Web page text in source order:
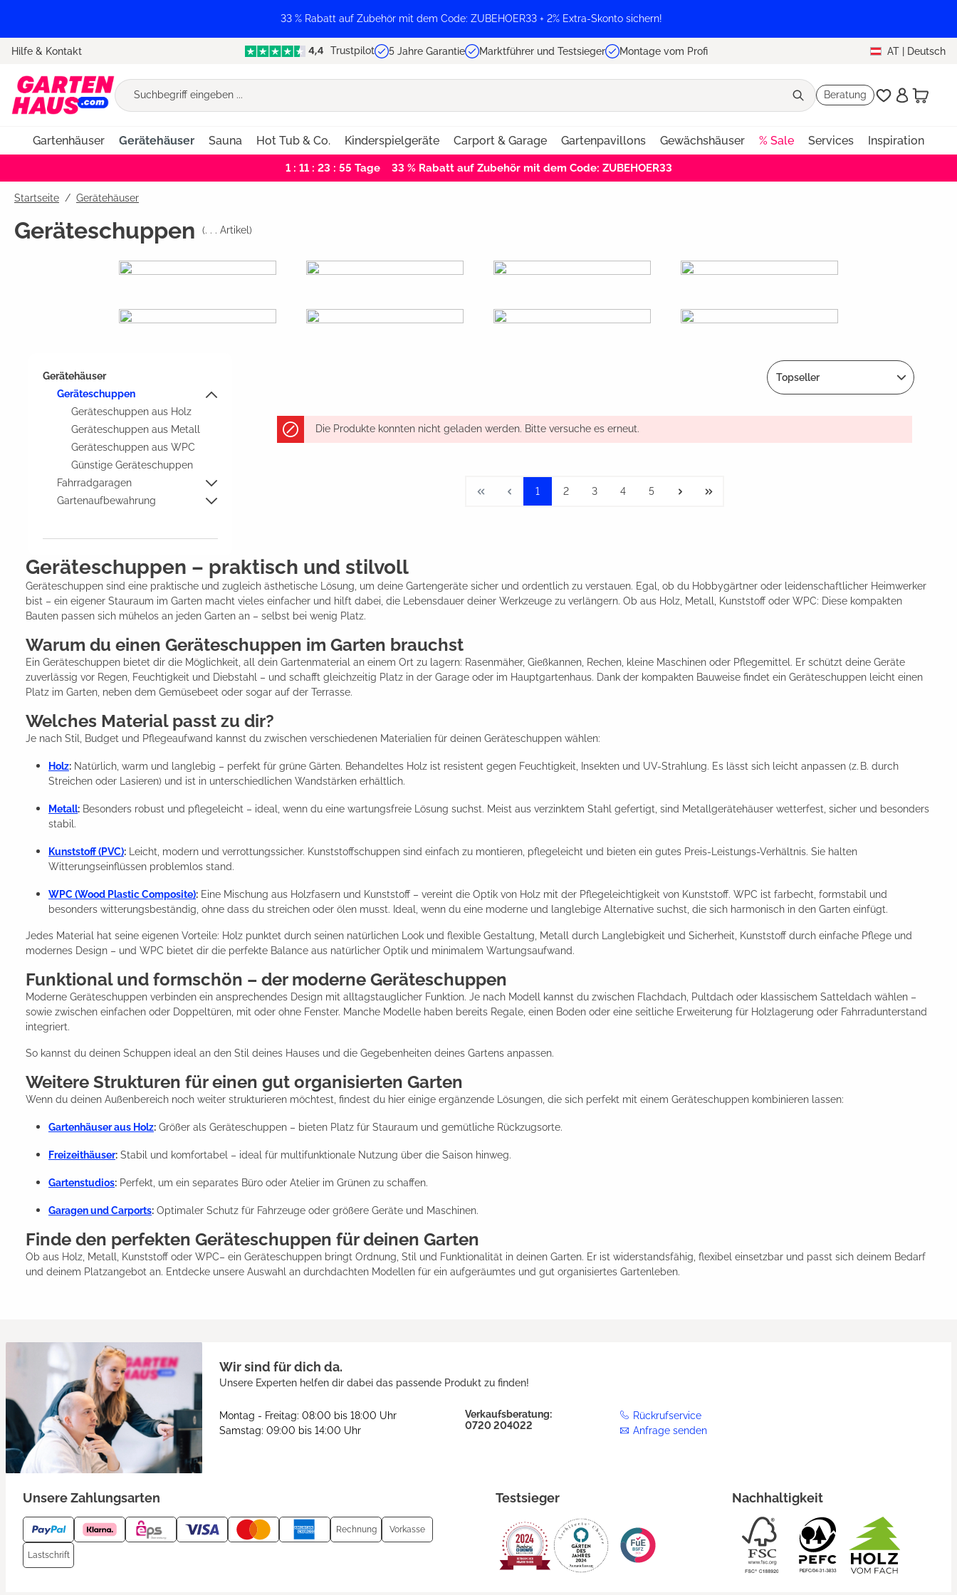
33 % Rabatt auf Zubehör mit dem Code: ZUBEHOER33 + 2% Extra-Skonto sichern!
Hilfe & Kontakt Trustpilot 5 Jahre Garantie Marktführer und Testsieger Montage vom Profi AT | Deutsch
Beratung
Gartenhäuser Gerätehäuser Sauna Hot Tub & Co. Kinderspielgeräte Carport & Garage Gartenpavillons Gewächshäuser % Sale Services Inspiration
1 : 11 : 23 : 55 Tage 33 % Rabatt auf Zubehör mit dem Code: ZUBEHOER33
Startseite Gerätehäuser
Geräteschuppen (. . . Artikel)
Gerätehäuser
Geräteschuppen
Geräteschuppen aus Holz
Geräteschuppen aus Metall
Geräteschuppen aus WPC
Günstige Geräteschuppen
Fahrradgaragen
Gartenaufbewahrung
Topseller
Die Produkte konnten nicht geladen werden. Bitte versuche es erneut.
1 2 3 4 5
Geräteschuppen – praktisch und stilvoll
Geräteschuppen sind eine praktische und zugleich ästhetische Lösung, um deine Gartengeräte sicher und ordentlich zu verstauen. Egal, ob du Hobbygärtner oder leidenschaftlicher Heimwerker
bist – ein eigener Stauraum im Garten macht vieles einfacher und hilft dabei, die Lebensdauer deiner Werkzeuge zu verlängern. Ob aus Holz, Metall, Kunststoff oder WPC: Diese kompakten
Bauten passen sich mühelos an jeden Garten an – selbst bei wenig Platz.
Warum du einen Geräteschuppen im Garten brauchst
Ein Geräteschuppen bietet dir die Möglichkeit, all dein Gartenmaterial an einem Ort zu lagern: Rasenmäher, Gießkannen, Rechen, kleine Maschinen oder Pflegemittel. Er schützt deine Geräte
zuverlässig vor Regen, Feuchtigkeit und Diebstahl – und schafft gleichzeitig Platz in der Garage oder im Hauptgartenhaus. Dank der kompakten Bauweise findet ein Geräteschuppen leicht einen
Platz im Garten, neben dem Gemüsebeet oder sogar auf der Terrasse.
Welches Material passt zu dir?
Je nach Stil, Budget und Pflegeaufwand kannst du zwischen verschiedenen Materialien für deinen Geräteschuppen wählen:
Holz: Natürlich, warm und langlebig – perfekt für grüne Gärten. Behandeltes Holz ist resistent gegen Feuchtigkeit, Insekten und UV-Strahlung. Es lässt sich leicht anpassen (z. B. durch
Streichen oder Lasieren) und ist in unterschiedlichen Wandstärken erhältlich.
Metall: Besonders robust und pflegeleicht – ideal, wenn du eine wartungsfreie Lösung suchst. Meist aus verzinktem Stahl gefertigt, sind Metallgerätehäuser wetterfest, sicher und besonders
stabil.
Kunststoff (PVC): Leicht, modern und verrottungssicher. Kunststoffschuppen sind einfach zu montieren, pflegeleicht und bieten ein gutes Preis-Leistungs-Verhältnis. Sie halten
Witterungseinflüssen problemlos stand.
WPC (Wood Plastic Composite): Eine Mischung aus Holzfasern und Kunststoff – vereint die Optik von Holz mit der Pflegeleichtigkeit von Kunststoff. WPC ist farbecht, formstabil und
besonders witterungsbeständig, ohne dass du streichen oder ölen musst. Ideal, wenn du eine moderne und langlebige Alternative suchst, die sich harmonisch in den Garten einfügt.
Jedes Material hat seine eigenen Vorteile: Holz punktet durch seinen natürlichen Look und flexible Gestaltung, Metall durch Langlebigkeit und Sicherheit, Kunststoff durch einfache Pflege und
modernes Design – und WPC bietet dir die perfekte Balance aus natürlicher Optik und minimalem Wartungsaufwand.
Funktional und formschön – der moderne Geräteschuppen
Moderne Geräteschuppen verbinden ein ansprechendes Design mit alltagstauglicher Funktion. Je nach Modell kannst du zwischen Flachdach, Pultdach oder klassischem Satteldach wählen –
sowie zwischen einfachen oder Doppeltüren, mit oder ohne Fenster. Manche Modelle haben bereits Regale, einen Boden oder eine seitliche Erweiterung für Holzlagerung oder Fahrradunterstand
integriert.
So kannst du deinen Schuppen ideal an den Stil deines Hauses und die Gegebenheiten deines Gartens anpassen.
Weitere Strukturen für einen gut organisierten Garten
Wenn du deinen Außenbereich noch weiter strukturieren möchtest, findest du hier einige ergänzende Lösungen, die sich perfekt mit einem Geräteschuppen kombinieren lassen:
Gartenhäuser aus Holz: Größer als Geräteschuppen – bieten Platz für Stauraum und gemütliche Rückzugsorte.
Freizeithäuser: Stabil und komfortabel – ideal für multifunktionale Nutzung über die Saison hinweg.
Gartenstudios: Perfekt, um ein separates Büro oder Atelier im Grünen zu schaffen.
Garagen und Carports: Optimaler Schutz für Fahrzeuge oder größere Geräte und Maschinen.
Finde den perfekten Geräteschuppen für deinen Garten
Ob aus Holz, Metall, Kunststoff oder WPC– ein Geräteschuppen bringt Ordnung, Stil und Funktionalität in deinen Garten. Er ist widerstandsfähig, flexibel einsetzbar und passt sich deinem Bedarf
und deinem Platzangebot an. Entdecke unsere Auswahl an durchdachten Modellen für ein aufgeräumtes und gut organisiertes Gartenleben.
Wir sind für dich da.
Unsere Experten helfen dir dabei das passende Produkt zu finden!
Montag - Freitag: 08:00 bis 18:00 Uhr
Samstag: 09:00 bis 14:00 Uhr
Verkaufsberatung:
0720 204022
Rückrufservice
Anfrage senden
Unsere Zahlungsarten
Rechnung Vorkasse
Lastschrift
Testsieger Nachhaltigkeit